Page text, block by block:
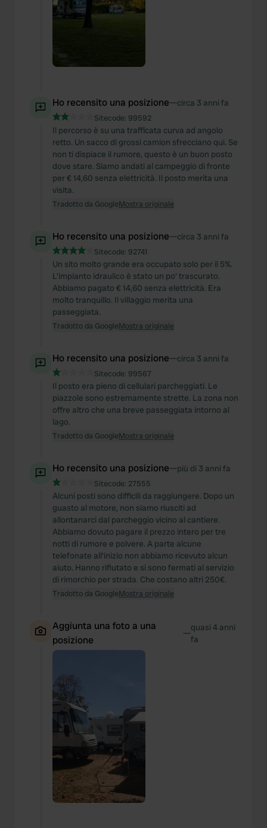
We also share information about your use of our site with
our social media, advertising and analytics partners who
Ho recensito una posizione—circa 3 anni fa
Sitecode: 99592
Il percorso è su una trafficata curva ad angolo
retto. Un sacco di grossi camion sfrecciano qui. Se
non ti dispiace il rumore, questo è un buon posto
dove stare. Siamo andati al campeggio di fronte
per € 14,60 senza elettricità. Il posto merita una
visita.
Tradotto da GoogleMostra originale
Ho recensito una posizione—circa 3 anni fa
Sitecode: 92741
Un sito molto grande era occupato solo per il 5%.
L'impianto idraulico è stato un po' trascurato.
Abbiamo pagato € 14,60 senza elettricità. Era
molto tranquillo. Il villaggio merita una
passeggiata.
Tradotto da GoogleMostra originale
Ho recensito una posizione—circa 3 anni fa
Sitecode: 99567
Il posto era pieno di cellulari parcheggiati. Le
piazzole sono estremamente strette. La zona non
offre altro che una breve passeggiata intorno al
lago.
Tradotto da GoogleMostra originale
Ho recensito una posizione—più di 3 anni fa
Sitecode: 27555
Alcuni posti sono difficili da raggiungere. Dopo un
guasto al motore, non siamo riusciti ad
allontanarci dal parcheggio vicino al cantiere.
Abbiamo dovuto pagare il prezzo intero per tre
notti di rumore e polvere. A parte alcune
telefonate all'inizio non abbiamo ricevuto alcun
aiuto. Hanno rifiutato e si sono fermati al servizio
di rimorchio per strada. Che costano altri 250€.
Tradotto da GoogleMostra originale
Aggiunta una foto a una
posizione
—quasi 4 anni
fa